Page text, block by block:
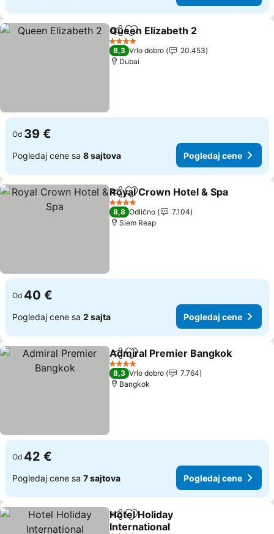
Deli Dodati u favorite
Queen Elizabeth 2
4 Zvezdice
8,3 Vrlo dobro
20.453
Dubai
Od 39 €
Pogledaj cene sa 8 sajtova Pogledaj cene
Deli Dodati u favorite
Royal Crown Hotel & Spa
4 Zvezdice
8,8 Odlično
7.104
Siem Reap
Od 40 €
Pogledaj cene sa 2 sajta Pogledaj cene
Deli Dodati u favorite
Admiral Premier Bangkok
4 Zvezdice
8,3 Vrlo dobro
7.764
Bangkok
Od 42 €
Pogledaj cene sa 7 sajtova Pogledaj cene
Deli Dodati u favorite
Hotel Holiday
International